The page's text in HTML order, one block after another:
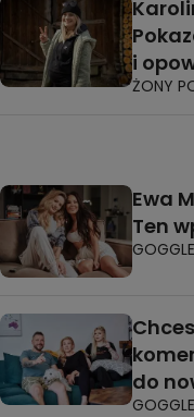
i
ŻONY
Ewa
Ten
do